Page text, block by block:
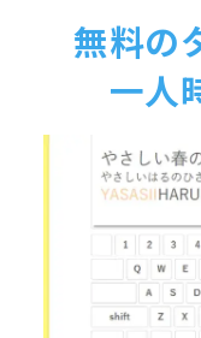
無料の
一人